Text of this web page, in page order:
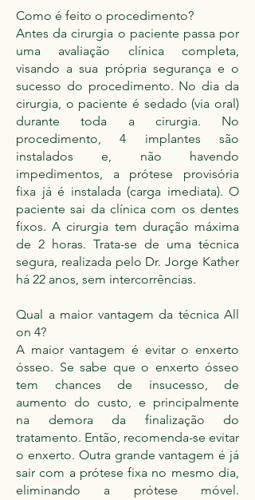
Como é feito o procedimento?
Antes da cirurgia o paciente passa por
uma avaliação clínica completa,
visando a sua própria segurança e o
sucesso do procedimento. No dia da
cirurgia, o paciente é sedado (via oral)
durante toda a cirurgia. No
procedimento, 4 implantes são
instalados e, não havendo
impedimentos, a prótese provisória
fixa já é instalada (carga imediata). O
paciente sai da clínica com os dentes
fixos. A cirurgia tem duração máxima
de 2 horas. Trata-se de uma técnica
segura, realizada pelo Dr. Jorge Kather
há 22 anos, sem intercorrências.
Qual a maior vantagem da técnica All
on 4?
A maior vantagem é evitar o enxerto
ósseo. Se sabe que o enxerto ósseo
tem chances de insucesso, de
aumento do custo, e principalmente
na demora da finalização do
tratamento. Então, recomenda-se evitar
o enxerto. Outra grande vantagem é já
sair com a prótese fixa no mesmo dia,
eliminando a prótese móvel.